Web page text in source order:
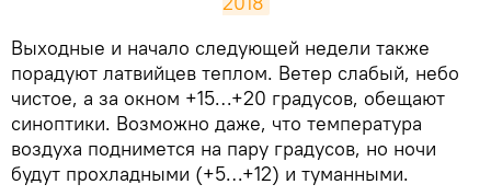
​Выходные и начало следующей недели также
порадуют латвийцев теплом. Ветер слабый, небо
чистое, а за окном +15…+20 градусов, обещают
синоптики. Возможно даже, что температура
воздуха поднимется на пару градусов, но ночи
будут прохладными (+5…+12) и туманными.